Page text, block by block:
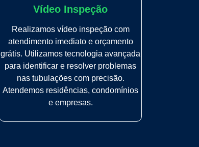
Vídeo Inspeção
Realizamos vídeo inspeção com
atendimento imediato e orçamento
grátis. Utilizamos tecnologia avançada
para identificar e resolver problemas
nas tubulações com precisão.
Atendemos residências, condomínios
e empresas.